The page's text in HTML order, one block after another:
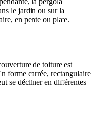
le jardin ou sur la
en pente ou plate.
de toiture est
forme carrée, rectangulaire
se décliner en différentes